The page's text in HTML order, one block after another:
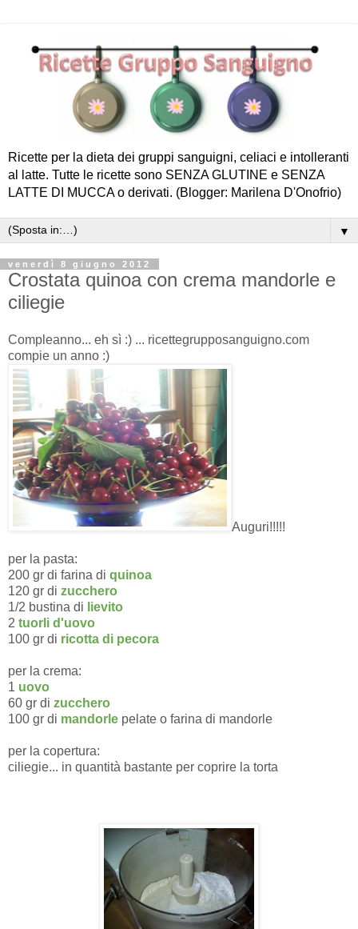
Ricette per la dieta dei gruppi sanguigni, celiaci e intolleranti
al latte. Tutte le ricette sono SENZA GLUTINE e SENZA
LATTE DI MUCCA o derivati. (Blogger: Marilena D'Onofrio)
▼
venerdì 8 giugno 2012
Crostata quinoa con crema mandorle e
ciliegie
Compleanno... eh sì :) ... ricettegrupposanguigno.com
compie un anno :)
Auguri!!!!!
per la pasta:
200 gr di farina di quinoa
120 gr di zucchero
1/2 bustina di lievito
2 tuorli d'uovo
100 gr di ricotta di pecora
per la crema:
1 uovo
60 gr di zucchero
100 gr di mandorle pelate o farina di mandorle
per la copertura:
ciliegie... in quantità bastante per coprire la torta